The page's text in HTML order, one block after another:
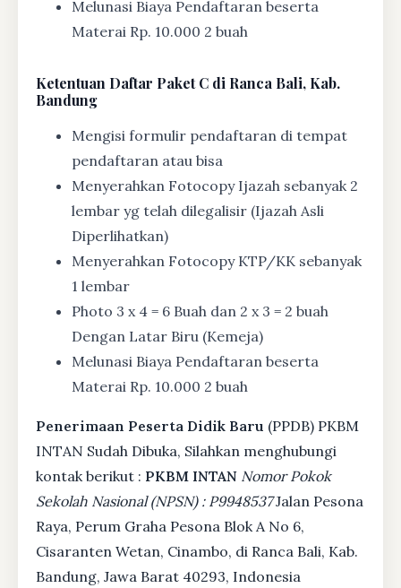
Melunasi Biaya Pendaftaran beserta
Materai Rp. 10.000 2 buah
Ketentuan Daftar Paket C di Ranca Bali, Kab.
Bandung
Mengisi formulir pendaftaran di tempat
pendaftaran atau bisa
Menyerahkan Fotocopy Ijazah sebanyak 2
lembar yg telah dilegalisir (Ijazah Asli
Diperlihatkan)
Menyerahkan Fotocopy KTP/KK sebanyak
1 lembar
Photo 3 x 4 = 6 Buah dan 2 x 3 = 2 buah
Dengan Latar Biru (Kemeja)
Melunasi Biaya Pendaftaran beserta
Materai Rp. 10.000 2 buah
Penerimaan Peserta Didik Baru (PPDB) PKBM
INTAN Sudah Dibuka, Silahkan menghubungi
kontak berikut : PKBM INTAN Nomor Pokok
Sekolah Nasional (NPSN) : P9948537Jalan Pesona
Raya, Perum Graha Pesona Blok A No 6,
Cisaranten Wetan, Cinambo, di Ranca Bali, Kab.
Bandung, Jawa Barat 40293, Indonesia